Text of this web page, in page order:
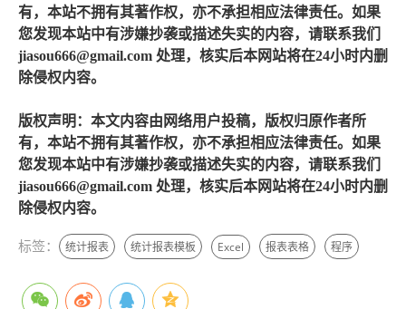
有，本站不拥有其著作权，亦不承担相应法律责任。如果
您发现本站中有涉嫌抄袭或描述失实的内容，请联系我们
jiasou666@gmail.com 处理，核实后本网站将在24小时内删
除侵权内容。
版权声明：本文内容由网络用户投稿，版权归原作者所
有，本站不拥有其著作权，亦不承担相应法律责任。如果
您发现本站中有涉嫌抄袭或描述失实的内容，请联系我们
jiasou666@gmail.com 处理，核实后本网站将在24小时内删
除侵权内容。
标签： 统计报表 统计报表模板 Excel 报表表格 程序